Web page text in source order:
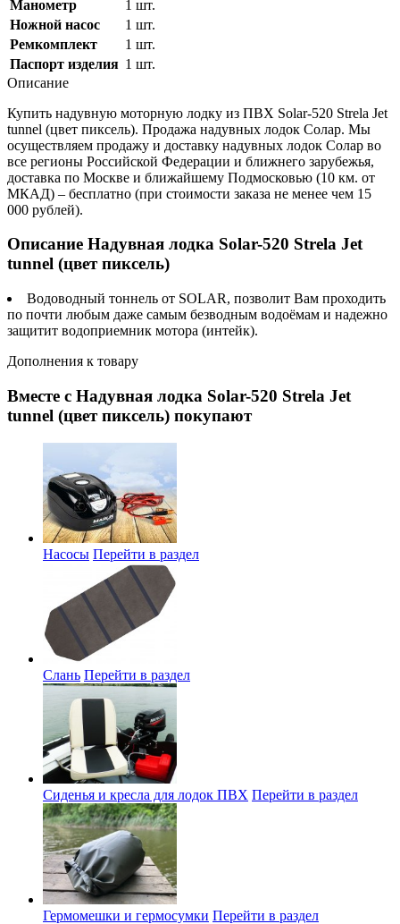
Манометр
1 шт.
Ножной насос
1 шт.
Ремкомплект
1 шт.
Паспорт изделия 1 шт.
Описание
Купить надувную моторную лодку из ПВХ Solar-520 Strela Jet
tunnel (цвет пиксель). Продажа надувных лодок Солар. Мы
осуществляем продажу и доставку надувных лодок Солар во
все регионы Российской Федерации и ближнего зарубежья,
доставка по Москве и ближайшему Подмосковью (10 км. от
МКАД) – бесплатно (при стоимости заказа не менее чем 15
000 рублей).
Описание Надувная лодка Solar-520 Strela Jet
tunnel (цвет пиксель)
Водоводный тоннель от SOLAR, позволит Вам проходить
по почти любым даже самым безводным водоёмам и надежно
защитит водоприемник мотора (интейк).
Дополнения к товару
Вместе с Надувная лодка Solar-520 Strela Jet
tunnel (цвет пиксель) покупают
Насосы Перейти в раздел
Слань Перейти в раздел
Сиденья и кресла для лодок ПВХ Перейти в раздел
Гермомешки и гермосумки Перейти в раздел